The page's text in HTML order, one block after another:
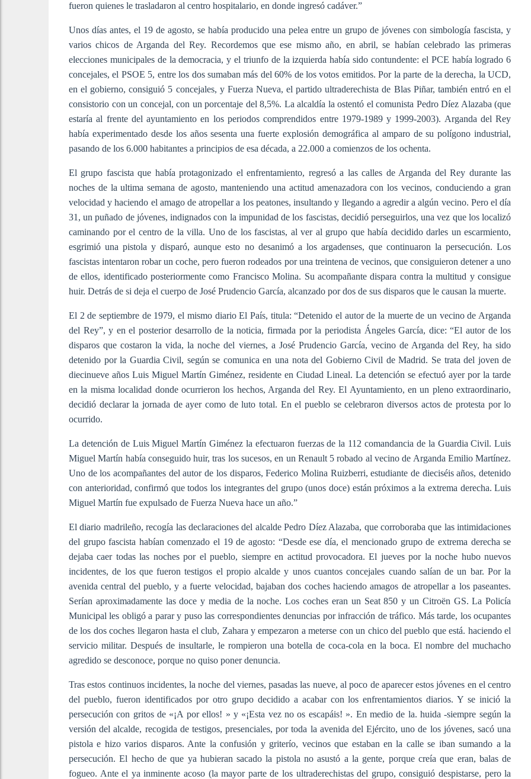
fueron quienes le trasladaron al centro hospitalario, en donde ingresó cadáver.”
Unos días antes, el 19 de agosto, se había producido una pelea entre un grupo de jóvenes con simbología fascista, y
varios chicos de Arganda del Rey. Recordemos que ese mismo año, en abril, se habían celebrado las primeras
elecciones municipales de la democracia, y el triunfo de la izquierda había sido contundente: el PCE había logrado 6
concejales, el PSOE 5, entre los dos sumaban más del 60% de los votos emitidos. Por la parte de la derecha, la UCD,
en el gobierno, consiguió 5 concejales, y Fuerza Nueva, el partido ultraderechista de Blas Piñar, también entró en el
consistorio con un concejal, con un porcentaje del 8,5%. La alcaldía la ostentó el comunista Pedro Díez Alazaba (que
estaría al frente del ayuntamiento en los periodos comprendidos entre 1979-1989 y 1999-2003). Arganda del Rey
había experimentado desde los años sesenta una fuerte explosión demográfica al amparo de su polígono industrial,
pasando de los 6.000 habitantes a principios de esa década, a 22.000 a comienzos de los ochenta.
El grupo fascista que había protagonizado el enfrentamiento, regresó a las calles de Arganda del Rey durante las
noches de la ultima semana de agosto, manteniendo una actitud amenazadora con los vecinos, conduciendo a gran
velocidad y haciendo el amago de atropellar a los peatones, insultando y llegando a agredir a algún vecino. Pero el día
31, un puñado de jóvenes, indignados con la impunidad de los fascistas, decidió perseguirlos, una vez que los localizó
caminando por el centro de la villa. Uno de los fascistas, al ver al grupo que había decidido darles un escarmiento,
esgrimió una pistola y disparó, aunque esto no desanimó a los argadenses, que continuaron la persecución. Los
fascistas intentaron robar un coche, pero fueron rodeados por una treintena de vecinos, que consiguieron detener a uno
de ellos, identificado posteriormente como Francisco Molina. Su acompañante dispara contra la multitud y consigue
huir. Detrás de si deja el cuerpo de José Prudencio García, alcanzado por dos de sus disparos que le causan la muerte.
El 2 de septiembre de 1979, el mismo diario El País, titula: “Detenido el autor de la muerte de un vecino de Arganda
del Rey”, y en el posterior desarrollo de la noticia, firmada por la periodista Ángeles García, dice: “El autor de los
disparos que costaron la vida, la noche del viernes, a José Prudencio García, vecino de Arganda del Rey, ha sido
detenido por la Guardia Civil, según se comunica en una nota del Gobierno Civil de Madrid. Se trata del joven de
diecinueve años Luis Miguel Martín Giménez, residente en Ciudad Lineal. La detención se efectuó ayer por la tarde
en la misma localidad donde ocurrieron los hechos, Arganda del Rey. El Ayuntamiento, en un pleno extraordinario,
decidió declarar la jornada de ayer como de luto total. En el pueblo se celebraron diversos actos de protesta por lo
ocurrido.
La detención de Luis Miguel Martín Giménez la efectuaron fuerzas de la 112 comandancia de la Guardia Civil. Luis
Miguel Martín había conseguido huir, tras los sucesos, en un Renault 5 robado al vecino de Arganda Emilio Martínez.
Uno de los acompañantes del autor de los disparos, Federico Molina Ruizberri, estudiante de dieciséis años, detenido
con anterioridad, confirmó que todos los integrantes del grupo (unos doce) están próximos a la extrema derecha. Luis
Miguel Martín fue expulsado de Fuerza Nueva hace un año.”
El diario madrileño, recogía las declaraciones del alcalde Pedro Díez Alazaba, que corroboraba que las intimidaciones
del grupo fascista habían comenzado el 19 de agosto: “Desde ese día, el mencionado grupo de extrema derecha se
dejaba caer todas las noches por el pueblo, siempre en actitud provocadora. El jueves por la noche hubo nuevos
incidentes, de los que fueron testigos el propio alcalde y unos cuantos concejales cuando salían de un bar. Por la
avenida central del pueblo, y a fuerte velocidad, bajaban dos coches haciendo amagos de atropellar a los paseantes.
Serían aproximadamente las doce y media de la noche. Los coches eran un Seat 850 y un Citroën GS. La Policía
Municipal les obligó a parar y puso las correspondientes denuncias por infracción de tráfico. Más tarde, los ocupantes
de los dos coches llegaron hasta el club, Zahara y empezaron a meterse con un chico del pueblo que está. haciendo el
servicio militar. Después de insultarle, le rompieron una botella de coca-cola en la boca. El nombre del muchacho
agredido se desconoce, porque no quiso poner denuncia.
Tras estos continuos incidentes, la noche del viernes, pasadas las nueve, al poco de aparecer estos jóvenes en el centro
del pueblo, fueron identificados por otro grupo decidido a acabar con los enfrentamientos diarios. Y se inició la
persecución con gritos de «¡A por ellos! » y «¡Esta vez no os escapáis! ». En medio de la. huida -siempre según la
versión del alcalde, recogida de testigos, presenciales, por toda la avenida del Ejército, uno de los jóvenes, sacó una
pistola e hizo varios disparos. Ante la confusión y griterío, vecinos que estaban en la calle se iban sumando a la
persecución. El hecho de que ya hubieran sacado la pistola no asustó a la gente, porque creía que eran, balas de
fogueo. Ante el ya inminente acoso (la mayor parte de los ultraderechistas del grupo, consiguió despistarse, pero la